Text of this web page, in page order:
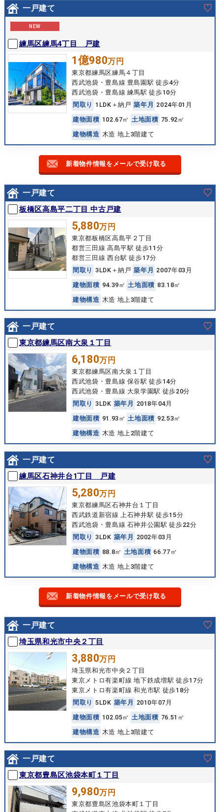
一戸建て
NEW
練馬区練馬4丁目 戸建
1億980万円
東京都練馬区練馬４丁目
西武池袋・豊島線 豊島園駅 徒歩4分
西武池袋・豊島線 練馬駅 徒歩10分
間 取 り 1LDK＋納戸 築年 月 2024年01月
建物面積 102.67㎡ 土地面積 75.92㎡
建物構造 木造 地上3階建て
新着物件情報をメールで受け取る
一戸建て
板橋区高島平二丁目 中古戸建
5,880万円
東京都板橋区高島平２丁目
都営三田線 高島平駅 徒歩11分
都営三田線 西台駅 徒歩17分
間 取 り 3LDK＋納戸 築年 月 2007年03月
建物面積 94.39㎡ 土地面積 83.18㎡
建物構造 木造 地上3階建て
一戸建て
東京都練馬区南大泉１丁目
6,180万円
東京都練馬区南大泉１丁目
西武池袋・豊島線 保谷駅 徒歩14分
西武池袋・豊島線 大泉学園駅 徒歩20分
間 取 り 3LDK 築年 月
2018年04月
建物面積 91.93㎡ 土地面積 92.53㎡
建物構造 木造 地上2階建て
一戸建て
練馬区石神井台1丁目 戸建
5,280万円
東京都練馬区石神井台１丁目
西武鉄道新宿線 上石神井駅 徒歩15分
西武池袋・豊島線 石神井公園駅 徒歩22分
間 取 り 3LDK 築年 月
2002年03月
建物面積 88.8㎡ 土地面積 66.77㎡
建物構造 木造 地上3階建て
新着物件情報をメールで受け取る
一戸建て
埼玉県和光市中央２丁目
3,880万円
埼玉県和光市中央２丁目
東京メトロ有楽町線 地下鉄成増駅 徒歩17分
東京メトロ有楽町線 和光市駅 徒歩18分
間 取 り 5LDK 築年 月
2010年07月
建物面積 102.05㎡ 土地面積 76.51㎡
建物構造 木造 地上3階建て
一戸建て
東京都豊島区池袋本町１丁目
9,980万円
東京都豊島区池袋本町１丁目